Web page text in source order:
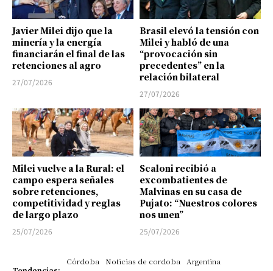
Javier Milei dijo que la
minería y la energía
financiarán el final de las
retenciones al agro
27/07/2026
Brasil elevó la tensión con
Milei y habló de una
“provocación sin
precedentes” en la
relación bilateral
27/07/2026
Milei vuelve a la Rural: el
campo espera señales
sobre retenciones,
competitividad y reglas
de largo plazo
25/07/2026
Scaloni recibió a
excombatientes de
Malvinas en su casa de
Pujato: “Nuestros colores
nos unen”
25/07/2026
Córdoba Noticias de cordoba Argentina